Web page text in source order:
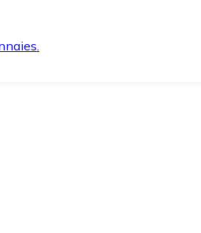
besoin.